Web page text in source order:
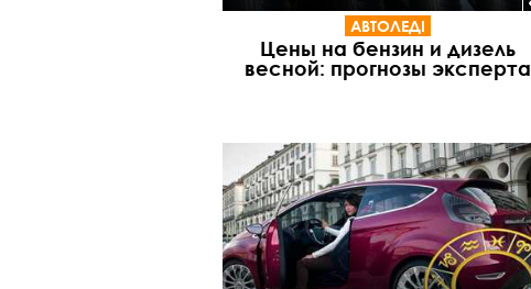
АВТОЛЕДІ
Цены на бензин и дизель
весной: прогнозы эксперта